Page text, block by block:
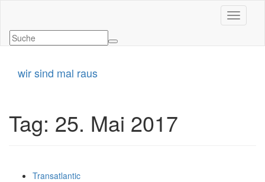
wir sind mal raus
Tag: 25. Mai 2017
Transatlantic